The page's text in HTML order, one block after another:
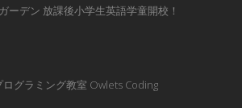
ーデン 放課後小学生英語学童開校！
グラミング教室 Owlets Coding